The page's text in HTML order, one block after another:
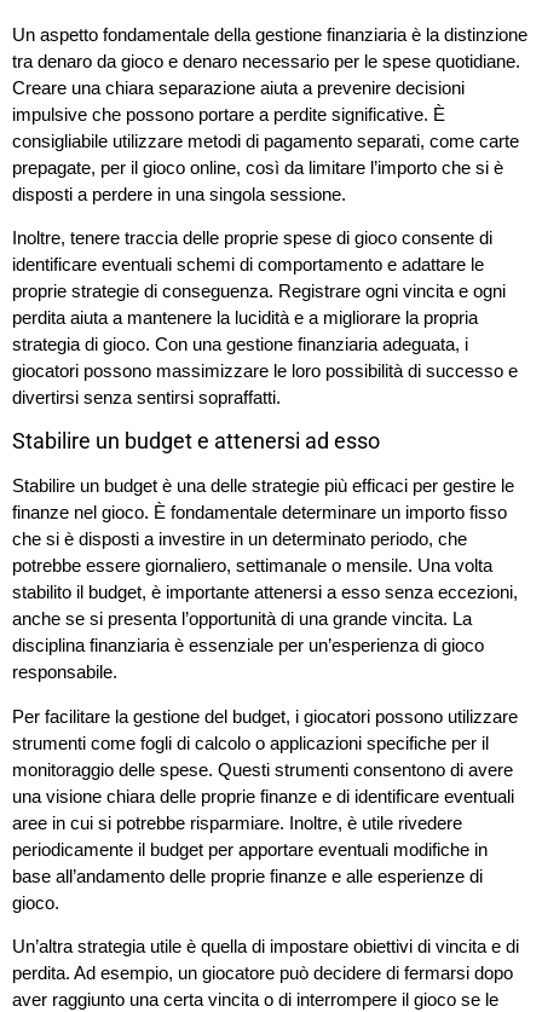
Un aspetto fondamentale della gestione finanziaria è la distinzione
tra denaro da gioco e denaro necessario per le spese quotidiane.
Creare una chiara separazione aiuta a prevenire decisioni
impulsive che possono portare a perdite significative. È
consigliabile utilizzare metodi di pagamento separati, come carte
prepagate, per il gioco online, così da limitare l’importo che si è
disposti a perdere in una singola sessione.
Inoltre, tenere traccia delle proprie spese di gioco consente di
identificare eventuali schemi di comportamento e adattare le
proprie strategie di conseguenza. Registrare ogni vincita e ogni
perdita aiuta a mantenere la lucidità e a migliorare la propria
strategia di gioco. Con una gestione finanziaria adeguata, i
giocatori possono massimizzare le loro possibilità di successo e
divertirsi senza sentirsi sopraffatti.
Stabilire un budget e attenersi ad esso
Stabilire un budget è una delle strategie più efficaci per gestire le
finanze nel gioco. È fondamentale determinare un importo fisso
che si è disposti a investire in un determinato periodo, che
potrebbe essere giornaliero, settimanale o mensile. Una volta
stabilito il budget, è importante attenersi a esso senza eccezioni,
anche se si presenta l’opportunità di una grande vincita. La
disciplina finanziaria è essenziale per un’esperienza di gioco
responsabile.
Per facilitare la gestione del budget, i giocatori possono utilizzare
strumenti come fogli di calcolo o applicazioni specifiche per il
monitoraggio delle spese. Questi strumenti consentono di avere
una visione chiara delle proprie finanze e di identificare eventuali
aree in cui si potrebbe risparmiare. Inoltre, è utile rivedere
periodicamente il budget per apportare eventuali modifiche in
base all’andamento delle proprie finanze e alle esperienze di
gioco.
Un’altra strategia utile è quella di impostare obiettivi di vincita e di
perdita. Ad esempio, un giocatore può decidere di fermarsi dopo
aver raggiunto una certa vincita o di interrompere il gioco se le